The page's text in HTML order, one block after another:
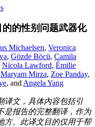
的性别问题武器化
Michaelsen, Veronica
, Gözde Böcü, Camila
Nicola Lawford, Émilie
Maryam Mirza, Zoe Panday,
, andAngela Yang
译文，具体內容包括引
是报告的完整翻译，作为
方。此译文目的仅用于帮